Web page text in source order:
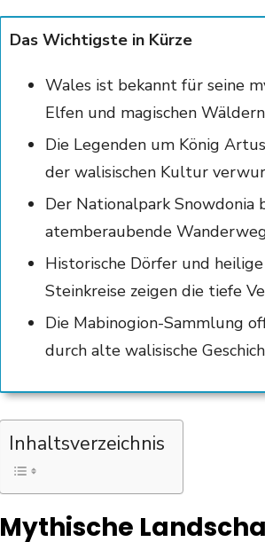
Das Wichtigste in Kürze
Wales ist bekannt für seine
Elfen und magischen
Die Legenden um König
der walisischen Kultur
Der Nationalpark
atemberaubende
Historische Dörfer und
Steinkreise zeigen die tiefe
Die Mabinogion-Sammlung
durch alte walisische
Inhaltsverzeichnis
Mythische